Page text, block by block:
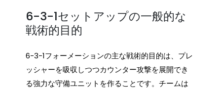
6-3-1セットアップの一般的な
戦術的目的
6-3-1フォーメーションの主な戦術的目的は、プレ
ッシャーを吸収しつつカウンター攻撃を展開でき
る強力な守備ユニットを作ることです。チームは